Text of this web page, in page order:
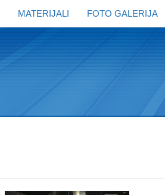
MATERIJALI FOTO GALERIJA